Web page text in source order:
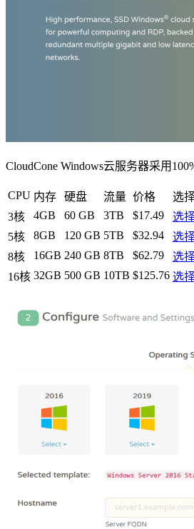
CloudCone Windows云服务器采用
CPU 内存 硬盘 流量 价格
选
3核
4GB 60 GB 3TB $17.49
选
5核
8GB 120 GB 5TB $32.94
选
8核
16GB 240 GB 8TB $62.79
选
16核 32GB 500 GB 10TB $125.76 选